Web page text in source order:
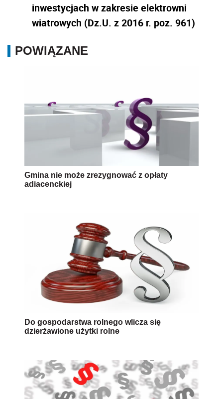
inwestycjach w zakresie elektrowni
wiatrowych (Dz.U. z 2016 r. poz. 961)
POWIĄZANE
Gmina nie może zrezygnować z opłaty
adiacenckiej
Do gospodarstwa rolnego wlicza się
dzierżawione użytki rolne